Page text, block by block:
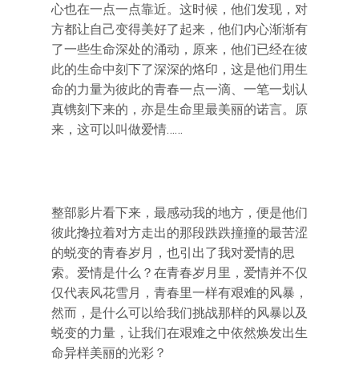
心也在一点一点靠近。这时候，他们发现，对
方都让自己变得美好了起来，他们内心渐渐有
了一些生命深处的涌动，原来，他们已经在彼
此的生命中刻下了深深的烙印，这是他们用生
命的力量为彼此的青春一点一滴、一笔一划认
真镌刻下来的，亦是生命里最美丽的诺言。原
来，这可以叫做爱情……
整部影片看下来，最感动我的地方，便是他们
彼此搀拉着对方走出的那段跌跌撞撞的最苦涩
的蜕变的青春岁月，也引出了我对爱情的思
索。爱情是什么？在青春岁月里，爱情并不仅
仅代表风花雪月，青春里一样有艰难的风暴，
然而，是什么可以给我们挑战那样的风暴以及
蜕变的力量，让我们在艰难之中依然焕发出生
命异样美丽的光彩？